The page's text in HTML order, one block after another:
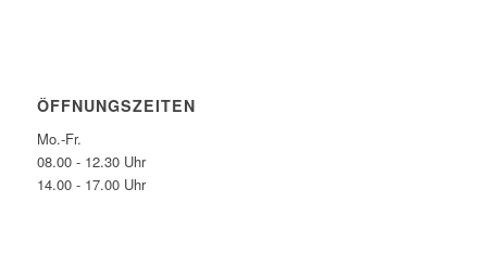
ÖFFNUNGSZEITEN
Mo.-Fr.
08.00 - 12.30 Uhr
14.00 - 17.00 Uhr